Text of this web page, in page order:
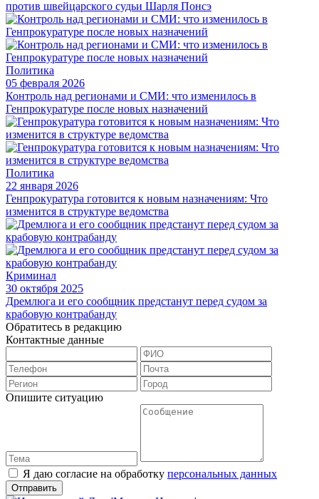
против швейцарского судьи Шарля Понсэ
Политика
05 февраля 2026
Контроль над регионами и СМИ: что изменилось в
Генпрокуратуре после новых назначений
Политика
22 января 2026
Генпрокуратура готовится к новым назначениям: Что
изменится в структуре ведомства
Криминал
30 октября 2025
Дремлюга и его сообщник предстанут перед судом за
крабовую контрабанду
Обратитесь в редакцию
Контактные данные
Опишите ситуацию
Я даю согласие на обработку персональных данных